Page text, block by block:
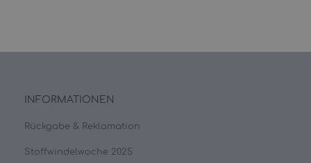
INFORMATIONEN
Rückgabe & Reklamation
Stoffwindelwoche 2025